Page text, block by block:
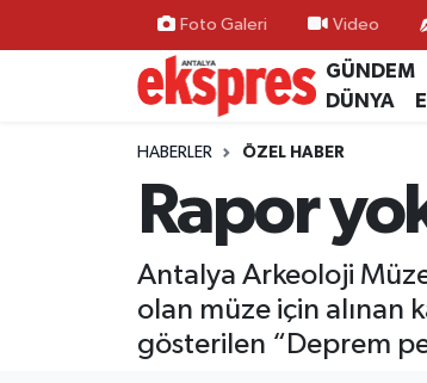
Foto Galeri Video
GÜNDEM
DÜNYA
HABERLER ÖZEL HABER
Rapor
Antalya Arkeoloji
olan müze için alınan
gösterilen “Deprem
ÖZEL HABER
GÜNDEM
YEREL GÜNDEM
EKONOMİ
KÜLTÜR - SANAT
Nöbetçi Eczaneler
Hava Durumu
Trafik Durumu
Süper Lig Puan Durumu ve Fikstür
Tüm Manşetler